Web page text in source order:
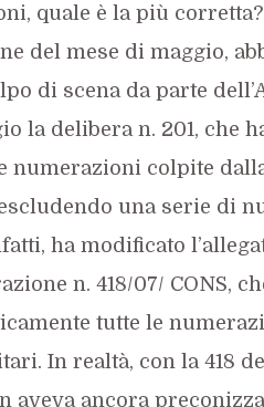
quale è la più
del mese di maggio,
di scena da parte
la delibera n. 201, che
numerazioni colpite
una serie di
ha modificato
n. 418/07/ CONS,
tutte le
In realtà, con la 418
aveva ancora